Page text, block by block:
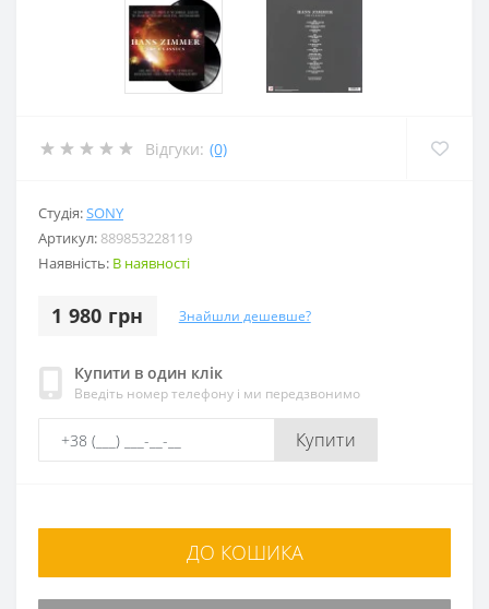
Відгуки: (0)
Студія:SONY
Артикул: 889853228119
Наявність: В наявності
1 980 грн Знайшли дешевше?
Купити в один клік
Введіть номер телефону і ми передзвонимо
Купити
ДО КОШИКА